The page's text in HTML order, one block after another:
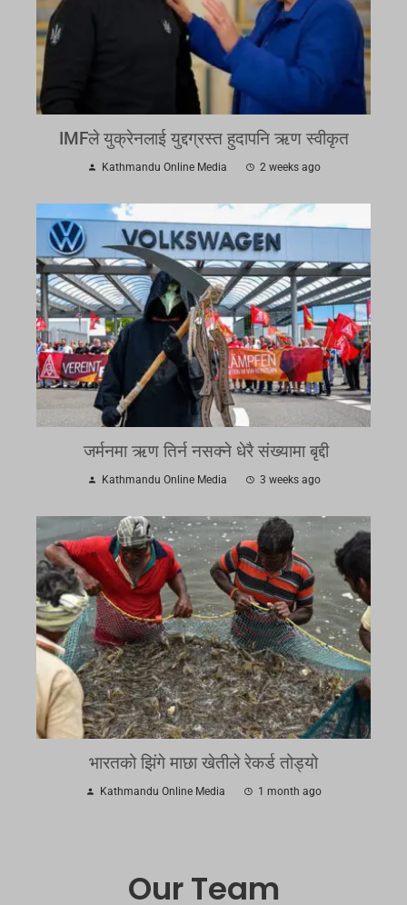
IMFले युक्रेनलाई युद्दग्रस्त हुदापनि ऋण स्वीकृत
Kathmandu Online Media 2 weeks ago
जर्मनमा ऋण तिर्न नसक्ने धेरै संख्यामा बृद्दी
Kathmandu Online Media 3 weeks ago
भारतको झिंगे माछा खेतीले रेकर्ड तोड्यो
Kathmandu Online Media 1 month ago
Our Team